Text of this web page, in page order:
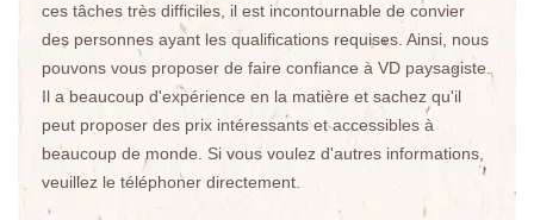
ces tâches très difficiles, il est incontournable de convier
des personnes ayant les qualifications requises. Ainsi, nous
pouvons vous proposer de faire confiance à VD paysagiste.
Il a beaucoup d'expérience en la matière et sachez qu'il
peut proposer des prix intéressants et accessibles à
beaucoup de monde. Si vous voulez d'autres informations,
veuillez le téléphoner directement.